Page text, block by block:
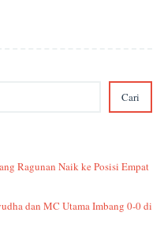
Cari
Ragunan Naik ke Posisi Empat
dan MC Utama Imbang 0-0 di